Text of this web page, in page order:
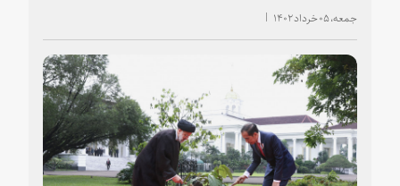
جمعه، ۰۵ خرداد ۱۴۰۲